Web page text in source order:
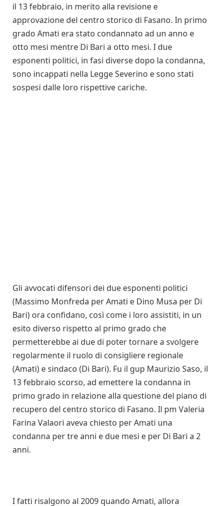
il 13 febbraio, in merito alla revisione e
approvazione del centro storico di Fasano. In primo
grado Amati era stato condannato ad un anno e
otto mesi mentre Di Bari a otto mesi. I due
esponenti politici, in fasi diverse dopo la condanna,
sono incappati nella Legge Severino e sono stati
sospesi dalle loro rispettive cariche.
Gli avvocati difensori dei due esponenti politici
(Massimo Monfreda per Amati e Dino Musa per Di
Bari) ora confidano, così come i loro assistiti, in un
esito diverso rispetto al primo grado che
permetterebbe ai due di poter tornare a svolgere
regolarmente il ruolo di consigliere regionale
(Amati) e sindaco (Di Bari). Fu il gup Maurizio Saso, il
13 febbraio scorso, ad emettere la condanna in
primo grado in relazione alla questione del piano di
recupero del centro storico di Fasano. Il pm Valeria
Farina Valaori aveva chiesto per Amati una
condanna per tre anni e due mesi e per Di Bari a 2
anni.
I fatti risalgono al 2009 quando Amati, allora